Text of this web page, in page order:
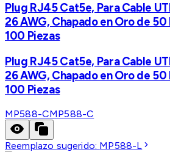
Plug RJ45 Cat5e, Para Cable
26 AWG, Chapado en Oro de
100 Piezas
Plug RJ45 Cat5e, Para Cable
26 AWG, Chapado en Oro de
100 Piezas
MP588-CMP588-C
Reemplazo sugerido: MP588-L